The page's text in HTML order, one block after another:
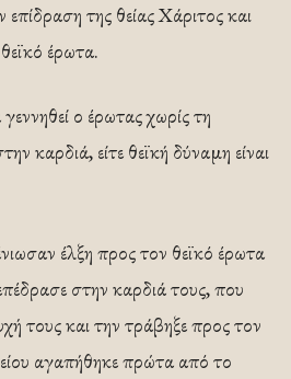
επίδραση της θείας Χάριτος και
έρωτα.
ο έρωτας χωρίς τη
καρδιά, είτε θεϊκή δύναμη είναι
έλξη προς τον θεϊκό έρωτα
στην καρδιά τους, που
τους και την τράβηξε προς τον
αγαπήθηκε πρώτα από το